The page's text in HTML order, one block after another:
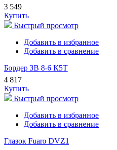
3 549
Купить
Быстрый просмотр
Добавить в избранное
Добавить в сравнение
Бордер ЗВ 8-6 К5Т
4 817
Купить
Быстрый просмотр
Добавить в избранное
Добавить в сравнение
Глазок Fuaro DVZ1